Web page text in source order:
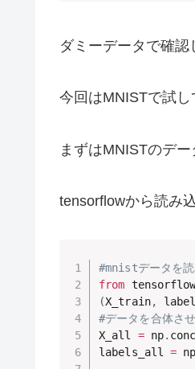
ダミーデータで確認
今回はMNISTで試し
まずはMNISTのデー
tensorflowから読み
#mnistデータを読
from
(X_train,
#データを合体さ
X_all = np.
labels_all = np